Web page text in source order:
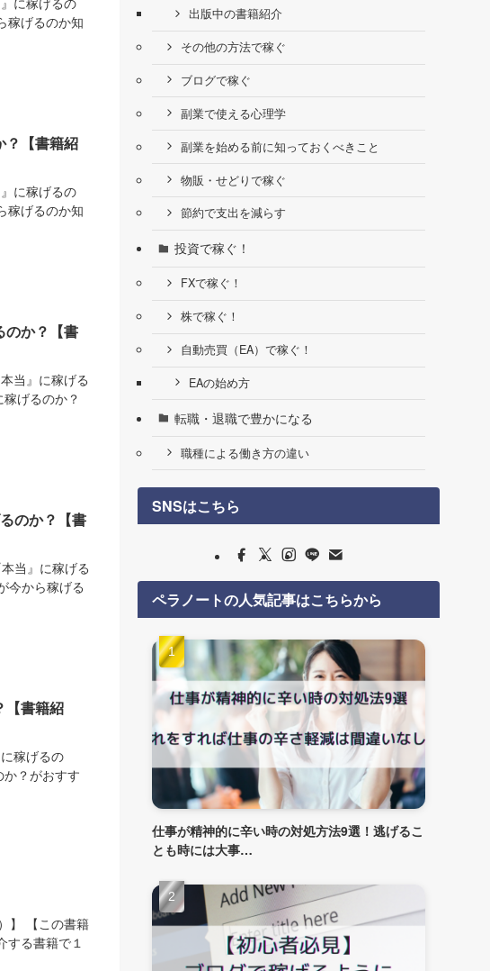
稼げるのか知
？【書籍紹
に稼げるの
稼げるのか知
のか？【書
当』に稼げる
げるのか？
のか？【書
当』に稼げる
今から稼げる
【書籍紹
稼げるの
？がおすす
】 【この書籍
る書籍で１
出版中の書籍紹介
その他の方法で稼ぐ
ブログで稼ぐ
副業で使える心理学
副業を始める前に知っておくべきこと
物販・せどりで稼ぐ
節約で支出を減らす
投資で稼ぐ！
FXで稼ぐ！
株で稼ぐ！
自動売買（EA）で稼ぐ！
EAの始め方
転職・退職で豊かになる
職種による働き方の違い
SNSはこちら
ペラノートの人気記事はこちらから
仕事が精神的に辛い時の対処方法9選！逃げるこ
とも時には大事…